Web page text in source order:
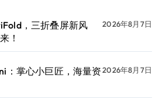
，三折叠屏新风
！
2026年8月7日
：掌心小巨匠，海量资2026年8月7日